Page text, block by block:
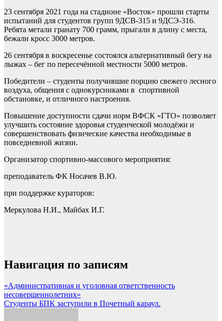
23 сентября 2021 года на стадионе «Восток» прошли старты
испытаний для студентов групп 9ДСВ-315 и 9ДСЭ-316.
Ребята метали гранату 700 грамм, прыгали в длину с места,
бежали кросс 3000 метров.
26 сентября в воскресенье состоялся альтернативный бегу на
лыжах – бег по пересечённой местности 5000 метров.
Победители – студенты получившие порцию свежего лесного
воздуха, общения с однокурсниками в спортивной
обстановке, и отличного настроения.
Повышение доступности сдачи норм ВФСК «ГТО» позволяет
улучшить состояние здоровья студенческой молодёжи и
совершенствовать физические качества необходимые в
повседневной жизни.
Организатор спортивно-массового мероприятия:
преподаватель ФК Носачев В.Ю.
при поддержке кураторов:
Меркулова Н.И., Майбах И.Г.
Навигация по записям
«Административная и уголовная ответственность
несовершеннолетних»
Студенты БПК заступили в Почетный караул.